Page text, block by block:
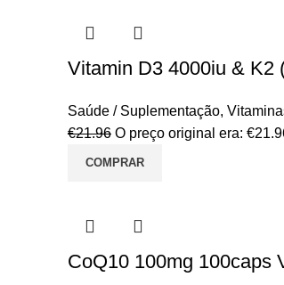
Vitamin D3 4000iu & K2
Saúde / Suplementação,
€21.96 O preço original era:
COMPRAR
CoQ10 100mg 100caps